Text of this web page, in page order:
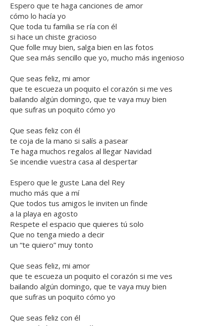
Espero que te haga canciones de amor
cómo lo hacía yo
Que toda tu familia se ría con él
si hace un chiste gracioso
Que folle muy bien, salga bien en las fotos
Que sea más sencillo que yo, mucho más ingenioso
Que seas feliz, mi amor
que te escueza un poquito el corazón si me ves
bailando algún domingo, que te vaya muy bien
que sufras un poquito cómo yo
Que seas feliz con él
te coja de la mano si salís a pasear
Te haga muchos regalos al llegar Navidad
Se incendie vuestra casa al despertar
Espero que le guste Lana del Rey
mucho más que a mí
Que todos tus amigos le inviten un finde
a la playa en agosto
Respete el espacio que quieres tú solo
Que no tenga miedo a decir
un “te quiero” muy tonto
Que seas feliz, mi amor
que te escueza un poquito el corazón si me ves
bailando algún domingo, que te vaya muy bien
que sufras un poquito cómo yo
Que seas feliz con él